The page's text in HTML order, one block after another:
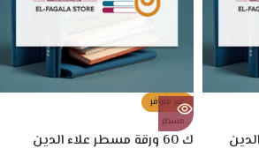
غير متوفر
مسطر
ك 60 ورقة مسطر علاء الدين